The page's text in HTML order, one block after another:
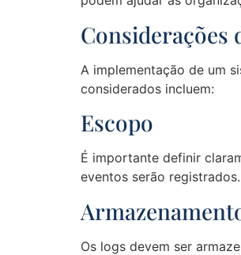
Considerações
A implementação de um
considerados incluem:
Escopo
É importante definir
eventos serão
Os logs devem ser